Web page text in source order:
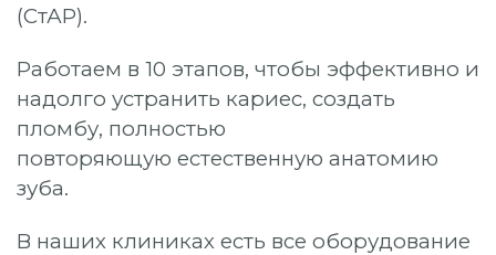
(СтАР).
Работаем в 10 этапов, чтобы эффективно и
надолго устранить кариес, создать
пломбу, полностью
повторяющую естественную анатомию
зуба.
В наших клиниках есть все оборудование